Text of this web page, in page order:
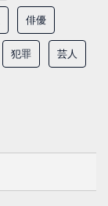
俳優
犯罪 芸人